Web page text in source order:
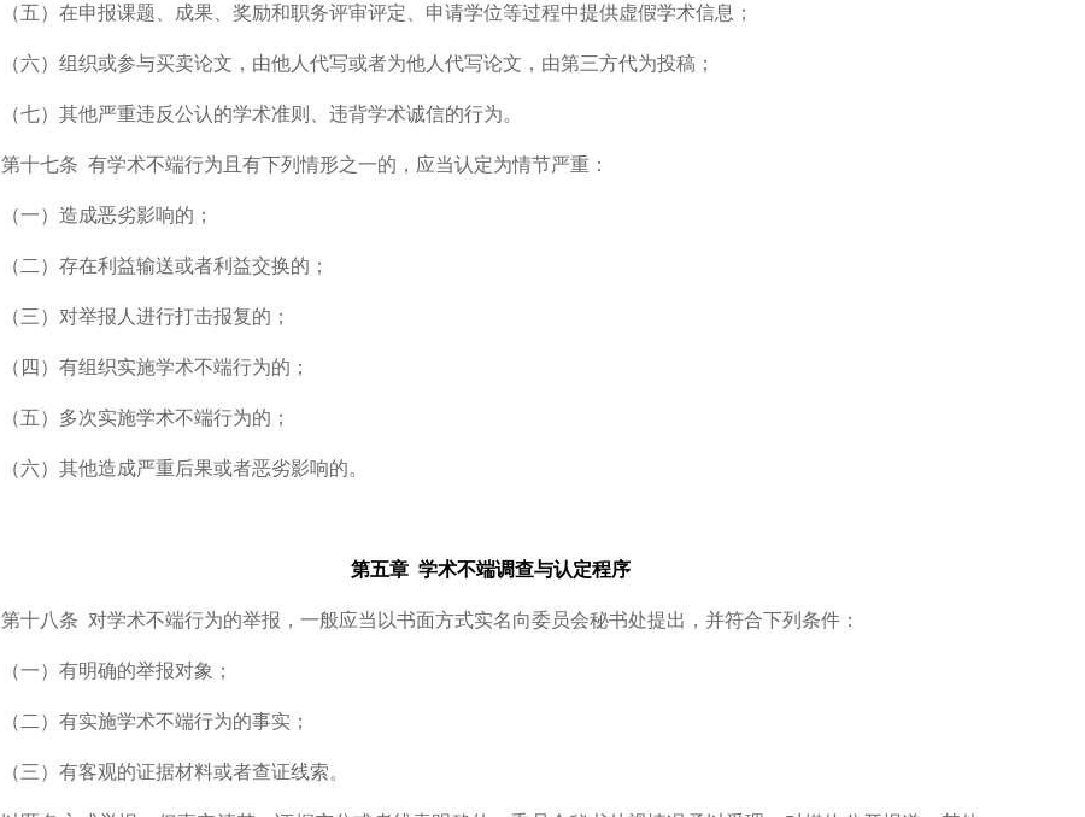
（五）在申报课题、成果、奖励和职务评审评定、申请学位等过程中提供虚假学术信息；
（六）组织或参与买卖论文，由他人代写或者为他人代写论文，由第三方代为投稿；
（七）其他严重违反公认的学术准则、违背学术诚信的行为。
第十七条 有学术不端行为且有下列情形之一的，应当认定为情节严重：
（一）造成恶劣影响的；
（二）存在利益输送或者利益交换的；
（三）对举报人进行打击报复的；
（四）有组织实施学术不端行为的；
（五）多次实施学术不端行为的；
（六）其他造成严重后果或者恶劣影响的。
第五章 学术不端调查与认定程序
第十八条 对学术不端行为的举报，一般应当以书面方式实名向委员会秘书处提出，并符合下列条件：
（一）有明确的举报对象；
（二）有实施学术不端行为的事实；
（三）有客观的证据材料或者查证线索。